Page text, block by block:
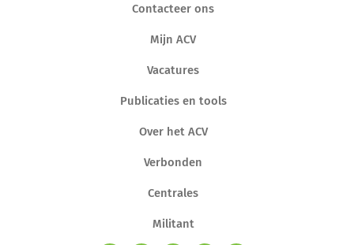
Contacteer ons
Mijn ACV
Vacatures
Publicaties en tools
Over het ACV
Verbonden
Centrales
Militant